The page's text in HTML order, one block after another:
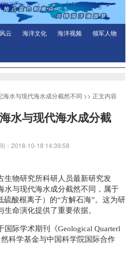
云 海洋文化 海洋视频 领军人物
海水与现代海水成分截然不同 >> 正文内容
水与现代海水成分截
2018-10-18 14:39:58
生物研究所科研人员最新研究发
与现代海水成分截然不同，属于
硫酸根离子）的“方解石海”。这为研
命演化提供了重要依据。
国际学术期刊《Geological Quarterl
科学基金与中国科学院国际合作